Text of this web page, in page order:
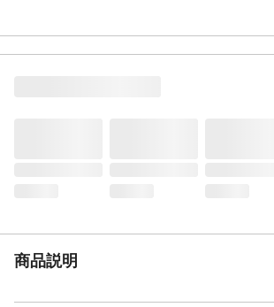
注意事項1
●商品ラインナップはコ
本体サイズ-高さ(cm)
材質・原材料・原産
日本製
商品説明